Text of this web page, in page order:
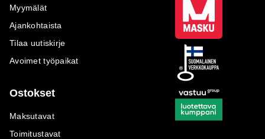
Myymälät
Ajankohtaista
Tilaa uutiskirje
Avoimet työpaikat
Ostokset
Maksutavat
Toimitustavat